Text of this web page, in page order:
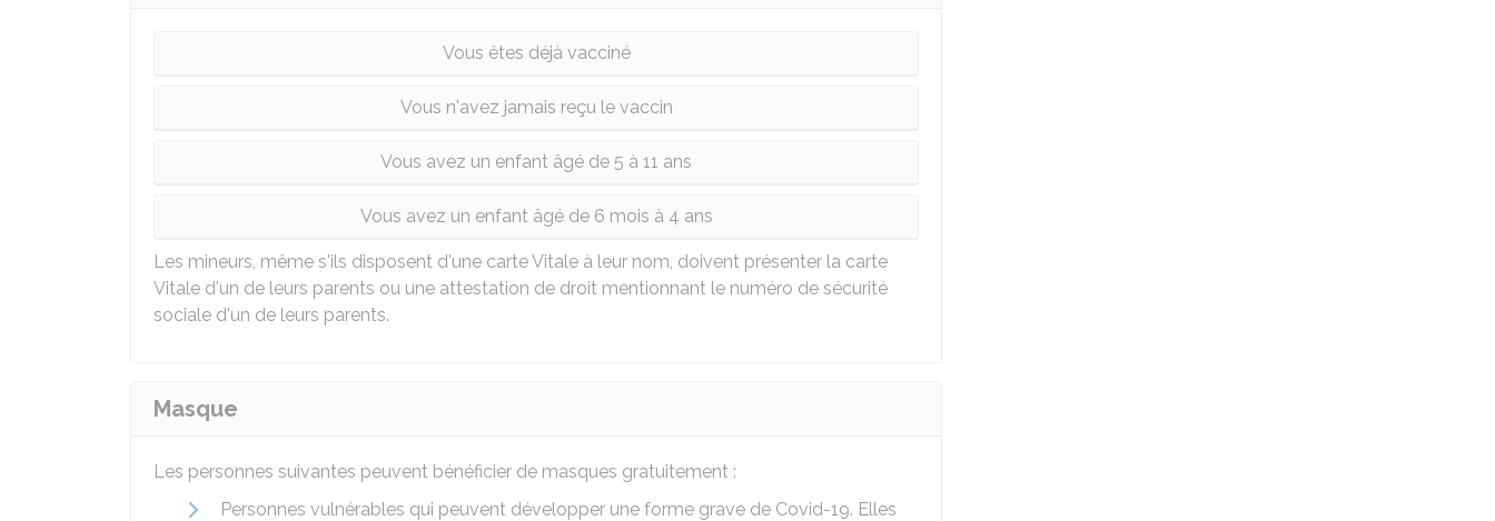
Vous êtes déjà vacciné
Vous n'avez jamais reçu le vaccin
Vous avez un enfant âgé de 5 à 11 ans
Vous avez un enfant âgé de 6 mois à 4 ans
Les mineurs, même s'ils disposent d'une carte Vitale à leur nom, doivent présenter la carte
Vitale d'un de leurs parents ou une attestation de droit mentionnant le numéro de sécurité
sociale d'un de leurs parents.
Masque
Les personnes suivantes peuvent bénéficier de masques gratuitement :
Personnes vulnérables qui peuvent développer une forme grave de Covid-19. Elles